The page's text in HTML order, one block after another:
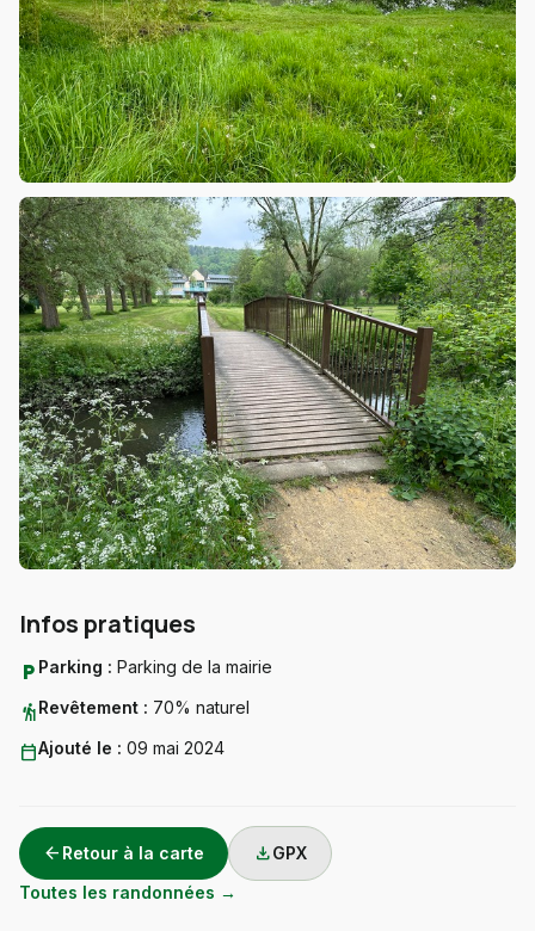
Infos pratiques
local_parking Parking : Parking de la mairie
hikingRevêtement : 70% naturel
calendar_todayAjouté le : 09 mai 2024
arrow_back Retour à la carte downloadGPX
Toutes les randonnées →